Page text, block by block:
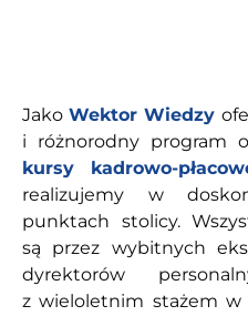
JakoWektor Wiedzy
i różnorodny program
kursy kadrowo-
realizujemy w
punktach stolicy.
są przez wybitnych
dyrektorów
z wieloletnim stażem w